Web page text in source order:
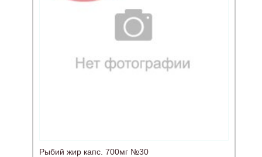
Рыбий жир капс. 700мг №30